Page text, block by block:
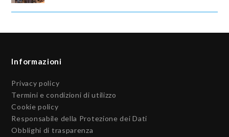
Informazioni
Privacy policy
Termini e condizioni di utilizzo
Cookie policy
Responsabile della Protezione dei Dati
Obblighi di trasparenza